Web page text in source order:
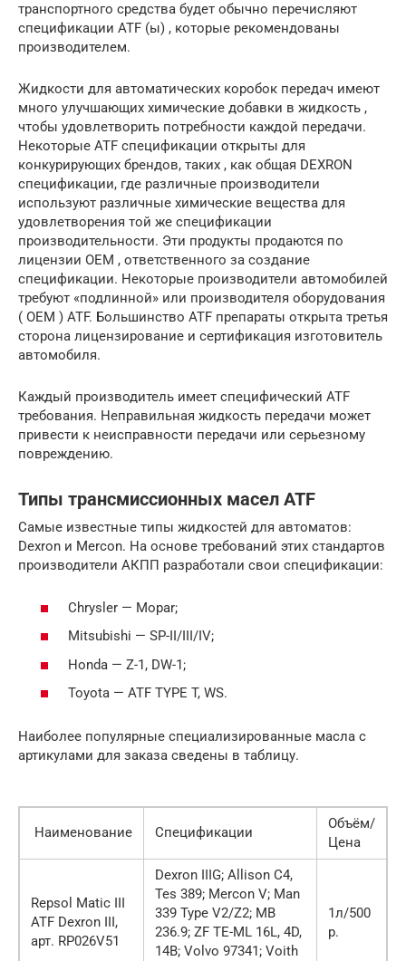
транспортного средства будет обычно перечисляют
спецификации ATF (ы) , которые рекомендованы
производителем.
Жидкости для автоматических коробок передач имеют
много улучшающих химические добавки в жидкость ,
чтобы удовлетворить потребности каждой передачи.
Некоторые ATF спецификации открыты для
конкурирующих брендов, таких , как общая DEXRON
спецификации, где различные производители
используют различные химические вещества для
удовлетворения той же спецификации
производительности. Эти продукты продаются по
лицензии OEM , ответственного за создание
спецификации. Некоторые производители автомобилей
требуют «подлинной» или производителя оборудования
( OEM ) ATF. Большинство ATF препараты открыта третья
сторона лицензирование и сертификация изготовитель
автомобиля.
Каждый производитель имеет специфический ATF
требования. Неправильная жидкость передачи может
привести к неисправности передачи или серьезному
повреждению.
Типы трансмиссионных масел ATF
Самые известные типы жидкостей для автоматов:
Dexron и Mercon. На основе требований этих стандартов
производители АКПП разработали свои спецификации:
Chrysler — Mopar;
Mitsubishi — SP-II/III/IV;
Honda — Z-1, DW-1;
Toyota — ATF TYPE T, WS.
Наиболее популярные специализированные масла с
артикулами для заказа сведены в таблицу.
Наименование Спецификации
Объём/
Цена
Repsol Matic III
ATF Dexron III,
арт. RP026V51
Dexron IIIG; Allison C4,
Tes 389; Mercon V; Man
339 Type V2/Z2; MB
236.9; ZF TE-ML 16L, 4D,
14B; Volvo 97341; Voith
1л/500
р.